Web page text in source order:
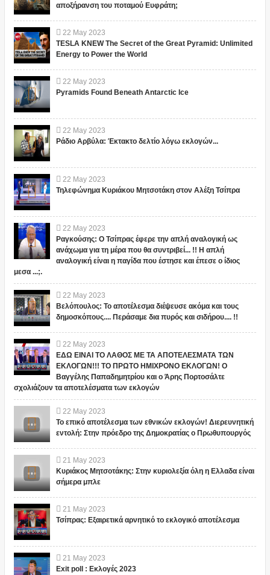
αποξήρανση του ποταμού Ευφράτη;
22 May 2023
TESLA KNEW The Secret of the Great Pyramid: Unlimited
Energy to Power the World
22 May 2023
Pyramids Found Beneath Antarctic Ice
22 May 2023
Ράδιο Αρβύλα: Έκτακτο δελτίο λόγω εκλογών...
22 May 2023
Τηλεφώνημα Κυριάκου Μητσοτάκη στον Αλέξη Τσίπρα
22 May 2023
Ραγκούσης: Ο Τσίπρας έφερε την απλή αναλογική ως
ανάχωμα για τη μέρα που θα συντριβεί... !! Η απλή
αναλογική είναι η παγίδα που έστησε και έπεσε ο ίδιος
μεσα ...;.
22 May 2023
Βελόπουλος: Το αποτέλεσμα διέψευσε ακόμα και τους
δημοσκόπους.... Περάσαμε δια πυρός και σιδήρου.... !!
22 May 2023
ΕΔΩ ΕΙΝΑΙ ΤΟ ΛΑΘΟΣ ΜΕ ΤΑ ΑΠΟΤΕΛΕΣΜΑΤΑ ΤΩΝ
ΕΚΛΟΓΩΝ!!! ΤΟ ΠΡΩΤΟ ΗΜΙΧΡΟΝΟ ΕΚΛΟΓΩΝ! Ο
Βαγγέλης Παπαδημητρίου και ο Άρης Πορτοσάλτε
σχολιάζουν τα αποτελέσματα των εκλογών
22 May 2023
Το επικό αποτέλεσμα των εθνικών εκλογών! Διερευνητική
εντολή: Στην πρόεδρο της Δημοκρατίας ο Πρωθυπουργός
21 May 2023
Κυριάκος Μητσοτάκης: Στην κυριολεξία όλη η Ελλαδα είναι
σήμερα μπλε
21 May 2023
Τσίπρας: Εξαιρετικά αρνητικό το εκλογικό αποτέλεσμα
21 May 2023
Exit poll : Εκλογές 2023